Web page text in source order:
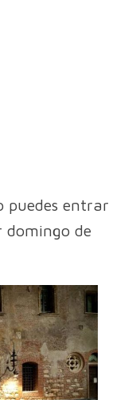
puedes entrar
domingo de